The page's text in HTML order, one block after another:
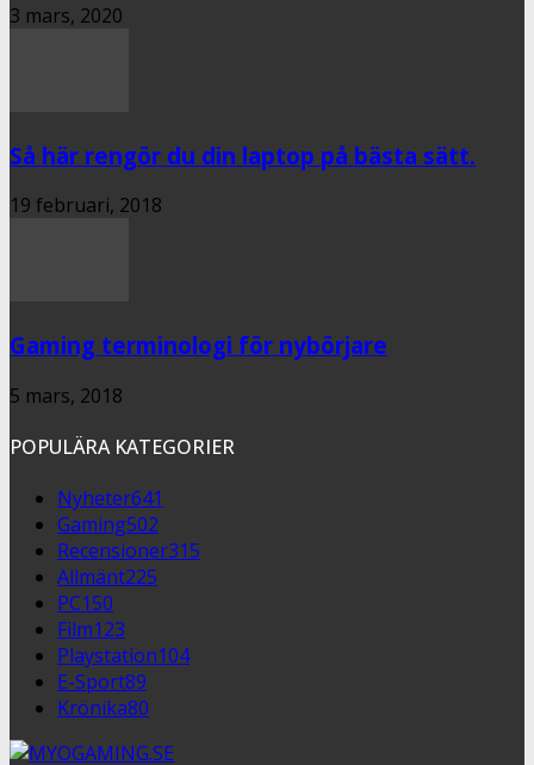
3 mars, 2020
Så här rengör du din laptop på bästa sätt.
19 februari, 2018
Gaming terminologi för nybörjare
5 mars, 2018
POPULÄRA KATEGORIER
Nyheter641
Gaming502
Recensioner315
Allmänt225
PC150
Film123
Playstation104
E-Sport89
Krönika80